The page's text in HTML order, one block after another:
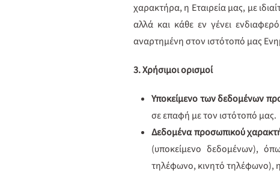
χαρακτήρα, η Εταιρεία μας, με
αλλά και κάθε εν γένει
αναρτημένη στον ιστότοπό μας
3. Χρήσιμοι ορισμοί
Υποκείμενο των δεδομένων
σε επαφή με τον ιστότοπό μας.
Δεδομένα προσωπικού
(υποκείμενο δεδομένων),
τηλέφωνο, κινητό τηλέφωνο),